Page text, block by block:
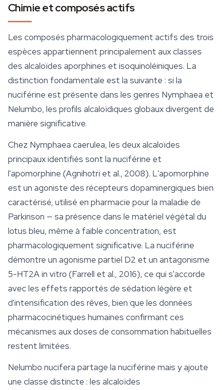
Chimie et composés actifs
Les composés pharmacologiquement actifs des trois
espèces appartiennent principalement aux classes
des alcaloïdes aporphines et isoquinoléiniques. La
distinction fondamentale est la suivante : si la
nuciférine est présente dans les genres Nymphaea et
Nelumbo, les profils alcaloïdiques globaux divergent de
manière significative.
Chez Nymphaea caerulea, les deux alcaloïdes
principaux identifiés sont la nuciférine et
l'apomorphine (Agnihotri et al., 2008). L'apomorphine
est un agoniste des récepteurs dopaminergiques bien
caractérisé, utilisé en pharmacie pour la maladie de
Parkinson — sa présence dans le matériel végétal du
lotus bleu, même à faible concentration, est
pharmacologiquement significative. La nuciférine
démontre un agonisme partiel D2 et un antagonisme
5-HT2A in vitro (Farrell et al., 2016), ce qui s'accorde
avec les effets rapportés de sédation légère et
d'intensification des rêves, bien que les données
pharmacocinétiques humaines confirmant ces
mécanismes aux doses de consommation habituelles
restent limitées.
Nelumbo nucifera partage la nuciférine mais y ajoute
une classe distincte : les alcaloïdes